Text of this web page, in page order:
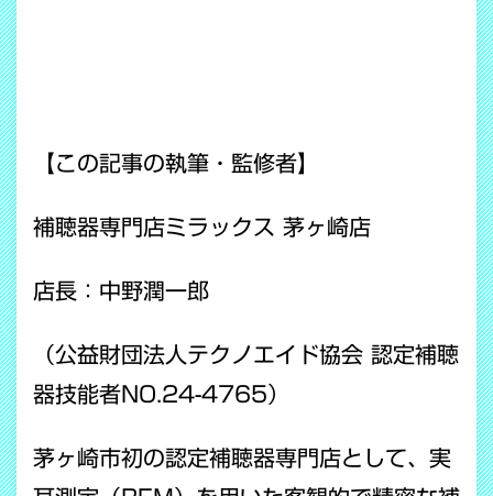
【この記事の執筆・監修者】
補聴器専門店ミラックス 茅ヶ崎店
店長：中野潤一郎
（公益財団法人テクノエイド協会 認定補聴
器技能者NO.24-4765）
茅ヶ崎市初の認定補聴器専門店として、実